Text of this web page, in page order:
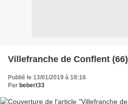
Villefranche de Conflent (66)
Publié le 13/01/2019 à 18:16
Par bebert33